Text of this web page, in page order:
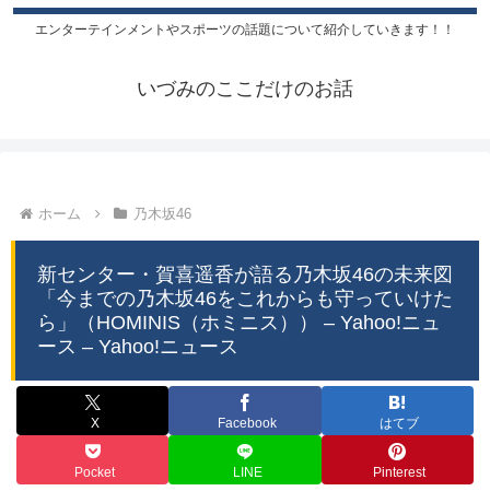
エンターテインメントやスポーツの話題について紹介していきます！！
いづみのここだけのお話
ホーム 乃木坂46
新センター・賀喜遥香が語る乃木坂46の未来図
「今までの乃木坂46をこれからも守っていけた
ら」（HOMINIS（ホミニス）） – Yahoo!ニュ
ース – Yahoo!ニュース
X Facebook はてブ
Pocket LINE Pinterest